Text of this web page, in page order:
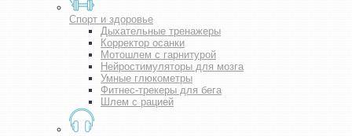
Спорт и здоровье
Дыхательные тренажеры
Корректор осанки
Мотошлем с гарнитурой
Нейростимуляторы для мозга
Умные глюкометры
Фитнес-трекеры для бега
Шлем с рацией